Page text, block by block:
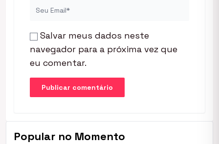
Salvar meus dados neste
navegador para a próxima vez que
eu comentar.
Popular no Momento